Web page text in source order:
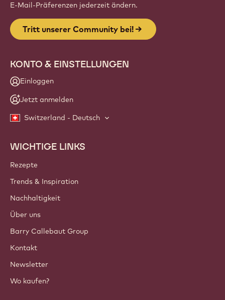
E-Mail-Präferenzen jederzeit ändern.
Tritt unserer Community bei!
KONTO & EINSTELLUNGEN
Einloggen
Jetzt anmelden
Switzerland - Deutsch
Footer
Callebaut
WICHTIGE LINKS
Rezepte
Trends & Inspiration
Nachhaltigkeit
Über uns
Barry Callebaut Group
Kontakt
Newsletter
Wo kaufen?